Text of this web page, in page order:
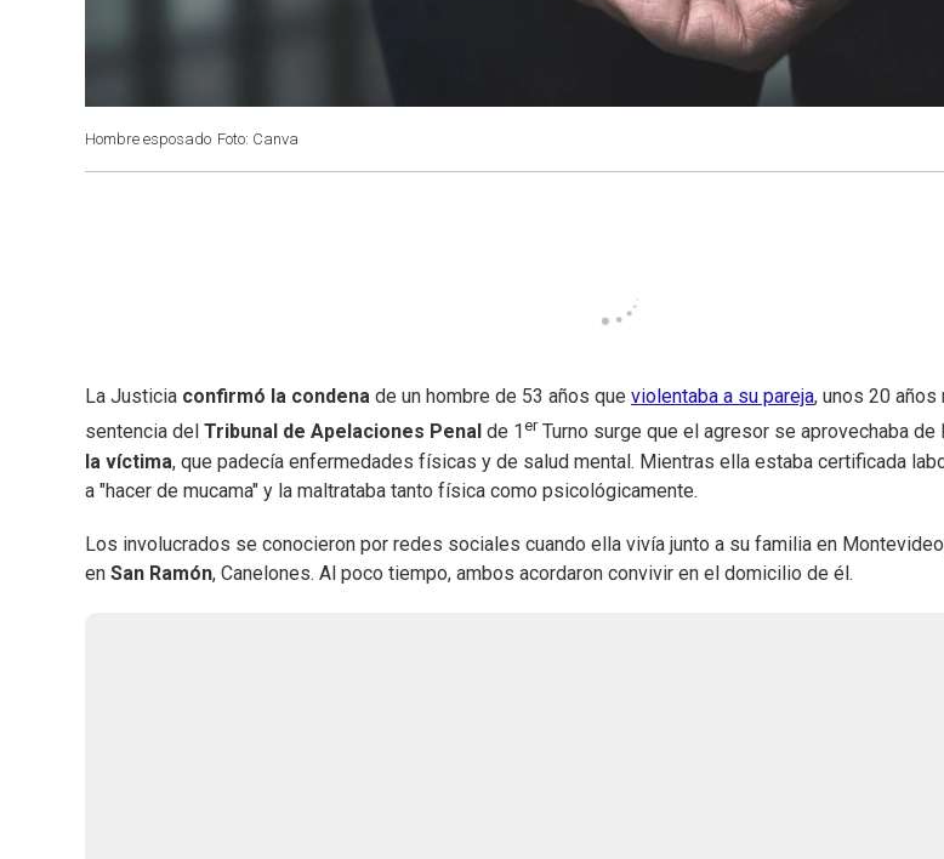
Hombre esposado Foto: Canva
La Justicia confirmó la condena de un hombre de 53 años que violentaba a su pareja, unos 20 años
sentencia del Tribunal de Apelaciones Penal de 1 er Turno surge que el agresor se aprovechaba de
la víctima, que padecía enfermedades físicas y de salud mental. Mientras ella estaba certificada
a "hacer de mucama" y la maltrataba tanto física como psicológicamente.
Los involucrados se conocieron por redes sociales cuando ella vivía junto a su familia en
en San Ramón, Canelones. Al poco tiempo, ambos acordaron convivir en el domicilio de él.